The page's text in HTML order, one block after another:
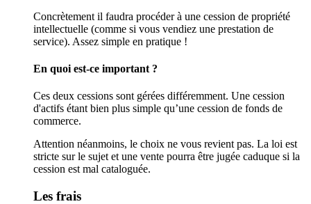
Concrètement il faudra procéder à une cession de propriété
intellectuelle (comme si vous vendiez une prestation de
service). Assez simple en pratique !
En quoi est-ce important ?
Ces deux cessions sont gérées différemment. Une cession
d'actifs étant bien plus simple qu’une cession de fonds de
commerce.
Attention néanmoins, le choix ne vous revient pas. La loi est
stricte sur le sujet et une vente pourra être jugée caduque si la
cession est mal cataloguée.
Les frais